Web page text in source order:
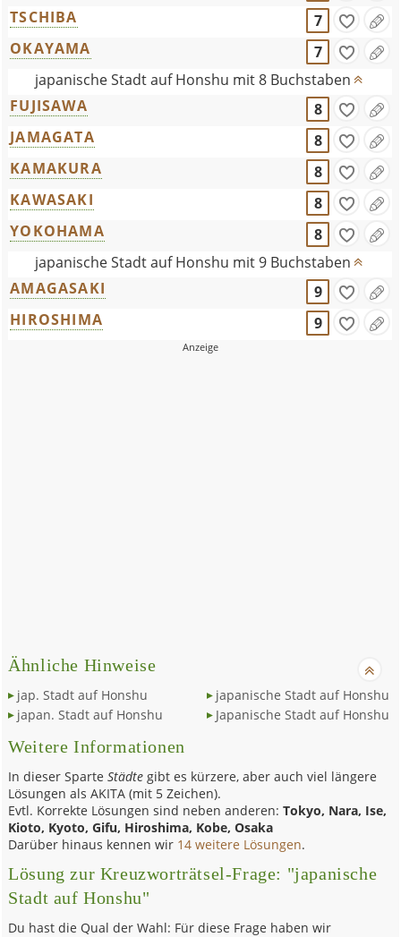
TSCHIBA
7
OKAYAMA
7
japanische Stadt auf Honshu mit 8 Buchstaben
FUJISAWA
8
JAMAGATA
8
KAMAKURA
8
KAWASAKI
8
YOKOHAMA
8
japanische Stadt auf Honshu mit 9 Buchstaben
AMAGASAKI
9
HIROSHIMA
9
Ähnliche Hinweise
jap. Stadt auf Honshu
japan. Stadt auf Honshu
japanische Stadt auf Honshu
Japanische Stadt auf Honshu
Weitere Informationen
In dieser SparteStädte gibt es kürzere, aber auch viel längere
Lösungen als AKITA (mit 5 Zeichen).
Evtl. Korrekte Lösungen sind neben anderen:Tokyo, Nara, Ise,
Kioto, Kyoto, Gifu, Hiroshima, Kobe, Osaka
Darüber hinaus kennen wir 14 weitere Lösungen.
Lösung zur Kreuzworträtsel-Frage: "japanische
Stadt auf Honshu"
Du hast die Qual der Wahl: Für diese Frage haben wir